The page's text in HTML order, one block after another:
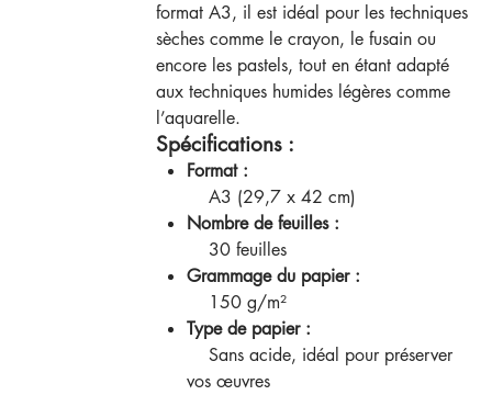
format A3, il est idéal pour les techniques
sèches comme le crayon, le fusain ou
encore les pastels, tout en étant adapté
aux techniques humides légères comme
l’aquarelle.
Spécifications :
Format :
A3 (29,7 x 42 cm)
Nombre de feuilles :
30 feuilles
Grammage du papier :
150 g/m²
Type de papier :
Sans acide, idéal pour préserver
vos œuvres